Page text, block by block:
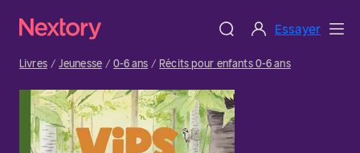
Essayer
Livres Jeunesse 0-6 ans Récits pour enfants 0-6 ans